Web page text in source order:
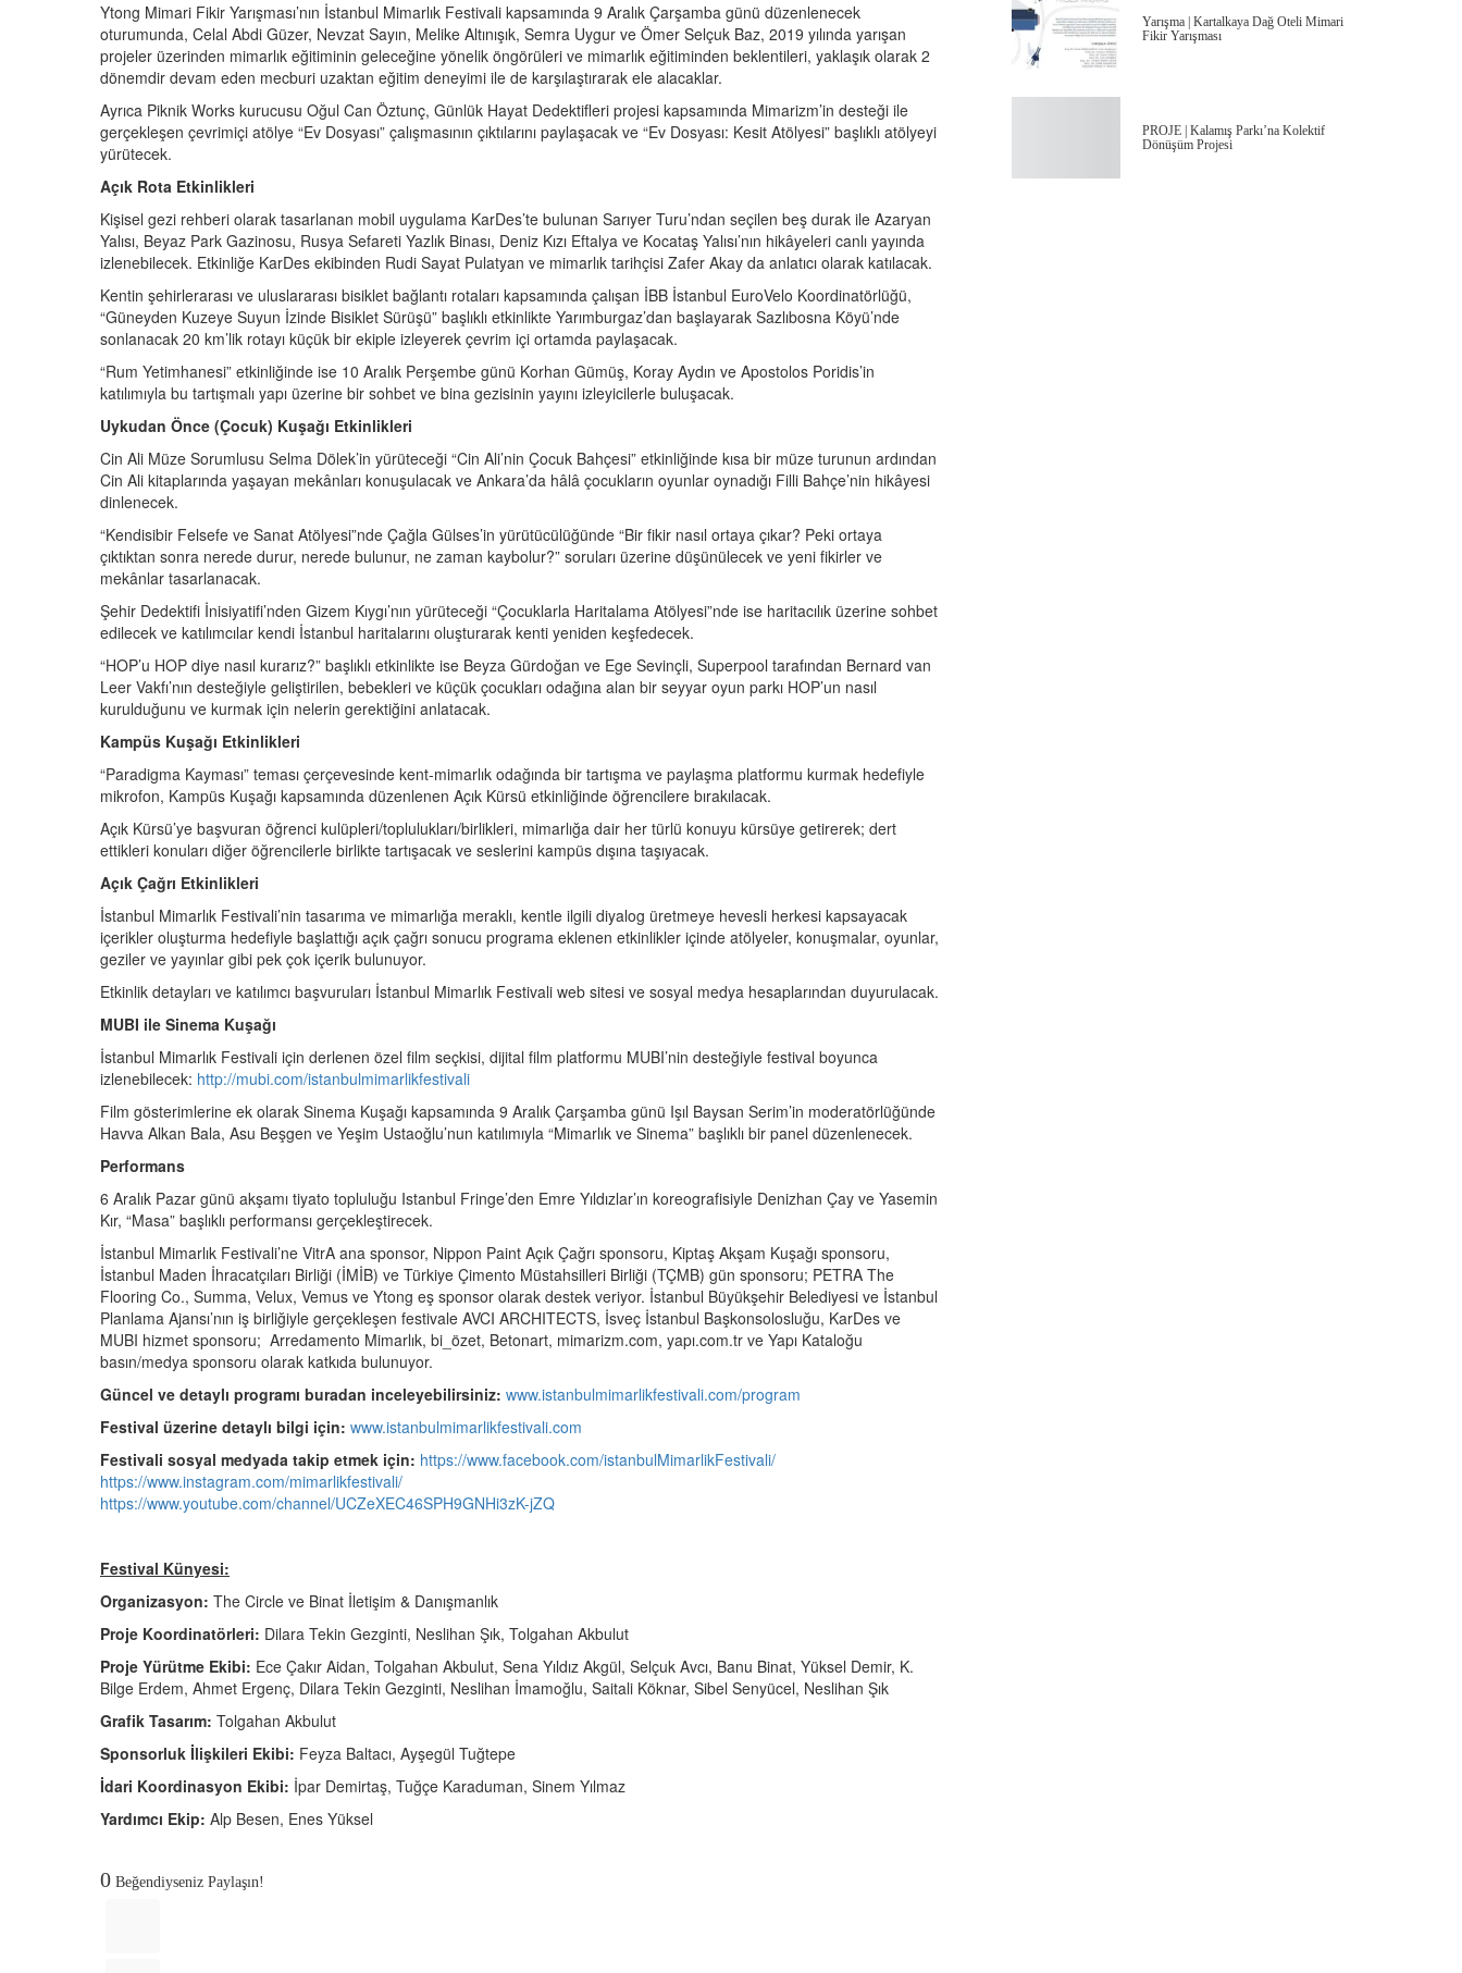
Ytong Mimari Fikir Yarışması’nın İstanbul Mimarlık Festivali kapsamında 9 Aralık Çarşamba günü düzenlenecek
oturumunda, Celal Abdi Güzer, Nevzat Sayın, Melike Altınışık, Semra Uygur ve Ömer Selçuk Baz, 2019 yılında yarışan
projeler üzerinden mimarlık eğitiminin geleceğine yönelik öngörüleri ve mimarlık eğitiminden beklentileri, yaklaşık olarak 2
dönemdir devam eden mecburi uzaktan eğitim deneyimi ile de karşılaştırarak ele alacaklar.
Ayrıca Piknik Works kurucusu Oğul Can Öztunç, Günlük Hayat Dedektifleri projesi kapsamında Mimarizm’in desteği ile
gerçekleşen çevrimiçi atölye “Ev Dosyası” çalışmasının çıktılarını paylaşacak ve “Ev Dosyası: Kesit Atölyesi” başlıklı atölyeyi
yürütecek.
Açık Rota Etkinlikleri
Kişisel gezi rehberi olarak tasarlanan mobil uygulama KarDes’te bulunan Sarıyer Turu’ndan seçilen beş durak ile Azaryan
Yalısı, Beyaz Park Gazinosu, Rusya Sefareti Yazlık Binası, Deniz Kızı Eftalya ve Kocataş Yalısı’nın hikâyeleri canlı yayında
izlenebilecek. Etkinliğe KarDes ekibinden Rudi Sayat Pulatyan ve mimarlık tarihçisi Zafer Akay da anlatıcı olarak katılacak.
Kentin şehirlerarası ve uluslararası bisiklet bağlantı rotaları kapsamında çalışan İBB İstanbul EuroVelo Koordinatörlüğü,
“Güneyden Kuzeye Suyun İzinde Bisiklet Sürüşü” başlıklı etkinlikte Yarımburgaz’dan başlayarak Sazlıbosna Köyü’nde
sonlanacak 20 km’lik rotayı küçük bir ekiple izleyerek çevrim içi ortamda paylaşacak.
“Rum Yetimhanesi” etkinliğinde ise 10 Aralık Perşembe günü Korhan Gümüş, Koray Aydın ve Apostolos Poridis’in
katılımıyla bu tartışmalı yapı üzerine bir sohbet ve bina gezisinin yayını izleyicilerle buluşacak.
Uykudan Önce (Çocuk) Kuşağı Etkinlikleri
Cin Ali Müze Sorumlusu Selma Dölek’in yürüteceği “Cin Ali’nin Çocuk Bahçesi” etkinliğinde kısa bir müze turunun ardından
Cin Ali kitaplarında yaşayan mekânları konuşulacak ve Ankara’da hâlâ çocukların oyunlar oynadığı Filli Bahçe’nin hikâyesi
dinlenecek.
“Kendisibir Felsefe ve Sanat Atölyesi”nde Çağla Gülses’in yürütücülüğünde “Bir fikir nasıl ortaya çıkar? Peki ortaya
çıktıktan sonra nerede durur, nerede bulunur, ne zaman kaybolur?” soruları üzerine düşünülecek ve yeni fikirler ve
mekânlar tasarlanacak.
Şehir Dedektifi İnisiyatifi’nden Gizem Kıygı’nın yürüteceği “Çocuklarla Haritalama Atölyesi”nde ise haritacılık üzerine sohbet
edilecek ve katılımcılar kendi İstanbul haritalarını oluşturarak kenti yeniden keşfedecek.
“HOP’u HOP diye nasıl kurarız?” başlıklı etkinlikte ise Beyza Gürdoğan ve Ege Sevinçli, Superpool tarafından Bernard van
Leer Vakfı’nın desteğiyle geliştirilen, bebekleri ve küçük çocukları odağına alan bir seyyar oyun parkı HOP’un nasıl
kurulduğunu ve kurmak için nelerin gerektiğini anlatacak.
Kampüs Kuşağı Etkinlikleri
“Paradigma Kayması” teması çerçevesinde kent-mimarlık odağında bir tartışma ve paylaşma platformu kurmak hedefiyle
mikrofon, Kampüs Kuşağı kapsamında düzenlenen Açık Kürsü etkinliğinde öğrencilere bırakılacak.
Açık Kürsü’ye başvuran öğrenci kulüpleri/toplulukları/birlikleri, mimarlığa dair her türlü konuyu kürsüye getirerek; dert
ettikleri konuları diğer öğrencilerle birlikte tartışacak ve seslerini kampüs dışına taşıyacak.
Açık Çağrı Etkinlikleri
İstanbul Mimarlık Festivali’nin tasarıma ve mimarlığa meraklı, kentle ilgili diyalog üretmeye hevesli herkesi kapsayacak
içerikler oluşturma hedefiyle başlattığı açık çağrı sonucu programa eklenen etkinlikler içinde atölyeler, konuşmalar, oyunlar,
geziler ve yayınlar gibi pek çok içerik bulunuyor.
Etkinlik detayları ve katılımcı başvuruları İstanbul Mimarlık Festivali web sitesi ve sosyal medya hesaplarından duyurulacak.
MUBI ile Sinema Kuşağı
İstanbul Mimarlık Festivali için derlenen özel film seçkisi, dijital film platformu MUBI’nin desteğiyle festival boyunca
izlenebilecek: http://mubi.com/istanbulmimarlikfestivali
Film gösterimlerine ek olarak Sinema Kuşağı kapsamında 9 Aralık Çarşamba günü Işıl Baysan Serim’in moderatörlüğünde
Havva Alkan Bala, Asu Beşgen ve Yeşim Ustaoğlu’nun katılımıyla “Mimarlık ve Sinema” başlıklı bir panel düzenlenecek.
Performans
6 Aralık Pazar günü akşamı tiyato topluluğu Istanbul Fringe’den Emre Yıldızlar’ın koreografisiyle Denizhan Çay ve Yasemin
Kır, “Masa” başlıklı performansı gerçekleştirecek.
İstanbul Mimarlık Festivali’ne VitrA ana sponsor, Nippon Paint Açık Çağrı sponsoru, Kiptaş Akşam Kuşağı sponsoru,
İstanbul Maden İhracatçıları Birliği (İMİB) ve Türkiye Çimento Müstahsilleri Birliği (TÇMB) gün sponsoru; PETRA The
Flooring Co., Summa, Velux, Vemus ve Ytong eş sponsor olarak destek veriyor. İstanbul Büyükşehir Belediyesi ve İstanbul
Planlama Ajansı’nın iş birliğiyle gerçekleşen festivale AVCI ARCHITECTS, İsveç İstanbul Başkonsolosluğu, KarDes ve
MUBI hizmet sponsoru; Arredamento Mimarlık, bi_özet, Betonart, mimarizm.com, yapı.com.tr ve Yapı Kataloğu
basın/medya sponsoru olarak katkıda bulunuyor.
Güncel ve detaylı programı buradan inceleyebilirsiniz: www.istanbulmimarlikfestivali.com/program
Festival üzerine detaylı bilgi için: www.istanbulmimarlikfestivali.com
Festivali sosyal medyada takip etmek için: https://www.facebook.com/istanbulMimarlikFestivali/
https://www.instagram.com/mimarlikfestivali/
https://www.youtube.com/channel/UCZeXEC46SPH9GNHi3zK-jZQ
Festival Künyesi:
Organizasyon: The Circle ve Binat İletişim & Danışmanlık
Proje Koordinatörleri: Dilara Tekin Gezginti, Neslihan Şık, Tolgahan Akbulut
Proje Yürütme Ekibi: Ece Çakır Aidan, Tolgahan Akbulut, Sena Yıldız Akgül, Selçuk Avcı, Banu Binat, Yüksel Demir, K.
Bilge Erdem, Ahmet Ergenç, Dilara Tekin Gezginti, Neslihan İmamoğlu, Saitali Köknar, Sibel Senyücel, Neslihan Şık
Grafik Tasarım: Tolgahan Akbulut
Sponsorluk İlişkileri Ekibi: Feyza Baltacı, Ayşegül Tuğtepe
İdari Koordinasyon Ekibi: İpar Demirtaş, Tuğçe Karaduman, Sinem Yılmaz
Yardımcı Ekip: Alp Besen, Enes Yüksel
0 Beğendiyseniz Paylaşın!
Yarışma | Kartalkaya Dağ Oteli Mimari
Fikir Yarışması
PROJE | Kalamış Parkı’na Kolektif
Dönüşüm Projesi